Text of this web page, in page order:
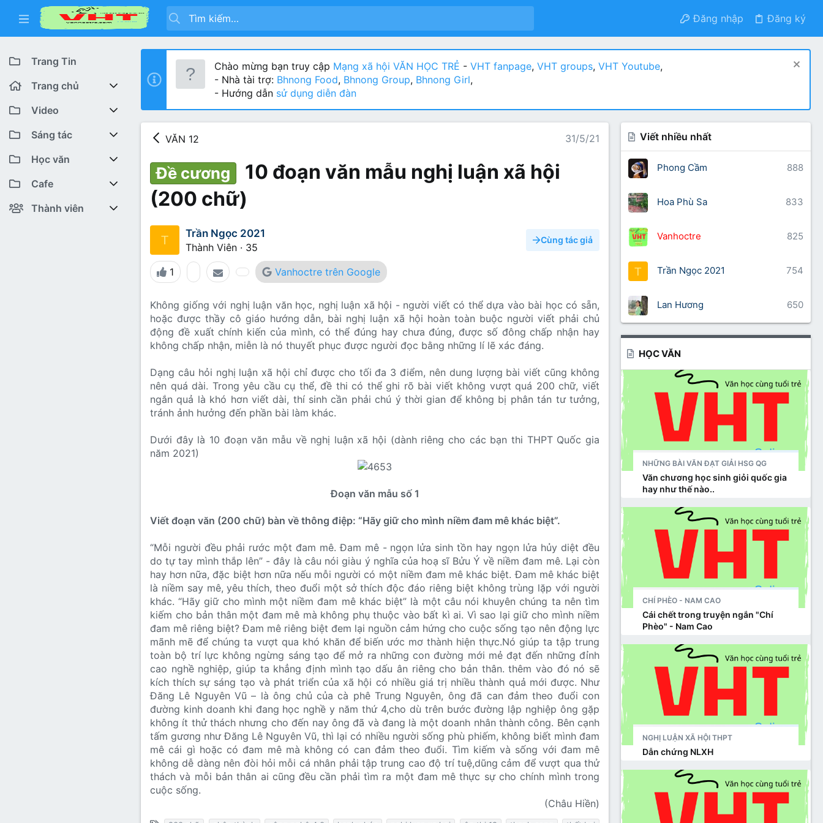
Đăng nhập Đăng ký
Trang Tin
Trang chủ
Diễn đàn
Bài viết mới
Có gì mới
Featured content
Bài viết mới
Video
Youtube VHT News
Youtube VHT
Tiktok
Sáng tác
Cuộc thi viết
Trại sáng tác
Liên hệ BTC
Học văn
Lớp 12
Lớp 11
Cafe
Cafe Văn chương
Thành viên
Chào mừng bạn truy cập Mạng xã hội VĂN HỌC TRẺ - VHT fanpage, VHT groups, VHT Youtube,
- Nhà tài trợ: Bhnong Food, Bhnong Group, Bhnong Girl,
- Hướng dẫn sử dụng diễn đàn
VĂN 12 31/5/21
Đề cương
10 đoạn văn mẫu nghị luận xã hội
(200 chữ)
T
Trần Ngọc 2021
Thành Viên · 35
Cùng tác giả
1 Vanhoctre trên Google
Không giống với nghị luận văn học, nghị luận xã hội - người viết có thể dựa vào bài học có sẵn,
hoặc được thầy cô giáo hướng dẫn, bài nghị luận xã hội hoàn toàn buộc người viết phải chủ
động đề xuất chính kiến của mình, có thể đúng hay chưa đúng, được số đông chấp nhận hay
không chấp nhận, miễn là nó thuyết phục được người đọc bằng những lí lẽ xác đáng.
Dạng câu hỏi nghị luận xã hội chỉ được cho tối đa 3 điểm, nên dung lượng bài viết cũng không
nên quá dài. Trong yêu cầu cụ thể, đề thi có thể ghi rõ bài viết không vượt quá 200 chữ, viết
ngắn quả là khó hơn viết dài, thí sinh cần phải chú ý thời gian để không bị phân tán tư tưởng,
tránh ảnh hưởng đến phần bài làm khác.
Dưới đây là 10 đoạn văn mẫu về nghị luận xã hội (dành riêng cho các bạn thi THPT Quốc gia
năm 2021)
Đoạn văn mẫu số 1
Viết đoạn văn (200 chữ) bàn về thông điệp: “Hãy giữ cho mình niềm đam mê khác biệt”.
“Mỗi người đều phải rước một đam mê. Đam mê - ngọn lửa sinh tồn hay ngọn lửa hủy diệt đều
do tự tay mình thắp lên” - đây là câu nói giàu ý nghĩa của hoạ sĩ Bửu Ý về niềm đam mê. Lại còn
hay hơn nữa, đặc biệt hơn nữa nếu mỗi người có một niềm đam mê khác biệt. Đam mê khác biệt
là niềm say mê, yêu thích, theo đuổi một sở thích độc đáo riêng biệt không trùng lặp với người
khác. “Hãy giữ cho mình một niềm đam mê khác biệt” là một câu nói khuyên chúng ta nên tìm
kiếm cho bản thân một đam mê mà không phụ thuộc vào bất kì ai. Vì sao lại giữ cho mình niềm
đam mê riêng biệt? Đam mê riêng biệt đem lại nguồn cảm hứng cho cuộc sống tạo nên động lực
mãnh mẽ để chúng ta vượt qua khó khăn để biến ước mơ thành hiện thực.Nó giúp ta tập trung
toàn bộ trí lực không ngừng sáng tạo để mở ra những con đường mới mẻ đạt đến những đỉnh
cao nghề nghiệp, giúp ta khẳng định mình tạo dấu ân riêng cho bản thân. thêm vào đó nó sẽ
kích thích sự sáng tạo và phát triển của xã hội có nhiều giá trị nhiều thành quả mới được. Như
Đăng Lê Nguyên Vũ – là ông chủ của cà phê Trung Nguyên, ông đã can đảm theo đuổi con
đường kinh doanh khi đang học nghề y năm thứ 4,cho dù trên bước đường lập nghiệp ông gặp
không ít thử thách nhưng cho đến nay ông đã và đang là một doanh nhân thành công. Bên cạnh
tấm gương như Đăng Lê Nguyên Vũ, thì lại có nhiều người sống phù phiếm, không biết mình đam
mê cái gì hoặc có đam mê mà không có can đảm theo đuổi. Tìm kiếm và sống với đam mê
không dễ dàng nên đòi hỏi mỗi cá nhân phải tập trung cao độ trí tuệ,dũng cảm để vượt qua thử
thách và mỗi bản thân ai cũng đều cần phải tìm ra một đam mê thực sự cho chính mình trong
cuộc sống.
(Châu Hiền)​
Viết nhiều nhất
888
Phong Cầm
833
Hoa Phù Sa
825
Vanhoctre
T 754
Trần Ngọc 2021
650
Lan Hương
HỌC VĂN
NHỮNG BÀI VĂN ĐẠT GIẢI HSG QG
Văn chương học sinh giỏi quốc gia
hay như thế nào..
CHÍ PHÈO - NAM CAO
Cái chết trong truyện ngắn "Chí
Phèo" - Nam Cao
NGHỊ LUẬN XÃ HỘI THPT
Dẫn chứng NLXH